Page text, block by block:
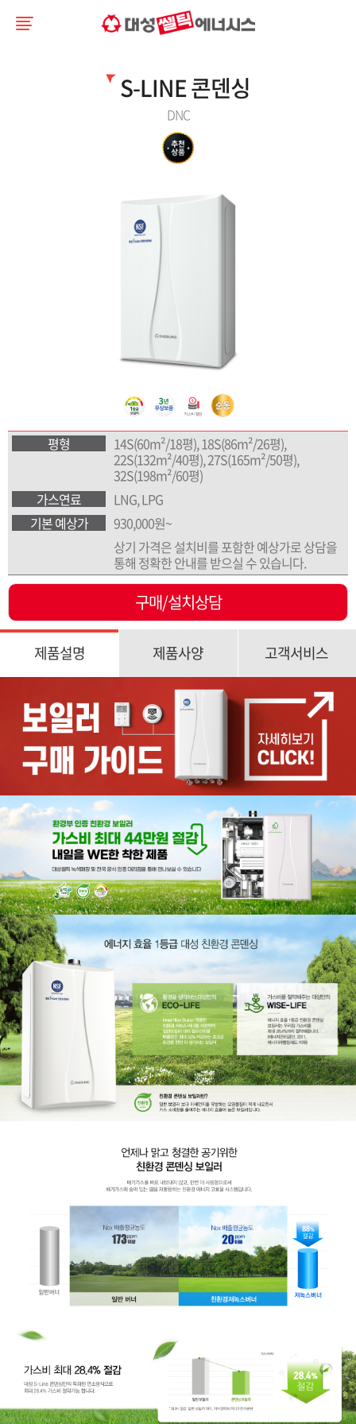
S-LINE 콘덴싱
DNC
평형
14S(60m²/18평), 18S(86m²/26평),
22S(132m²/40평), 27S(165m²/50평),
32S(198m²/60평)
가스연료
LNG, LPG
기본 예상가
930,000원~
상기 가격은 설치비를 포함한 예상가로 상담을
통해 정확한 안내를 받으실 수 있습니다.
구매/설치상담
제품설명 제품사양 고객서비스